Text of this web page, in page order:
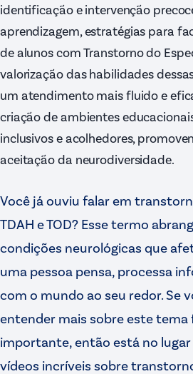
identificação e intervenção
aprendizagem, estratégias para
de alunos com Transtorno do
valorização das habilidades
um atendimento mais fluido e
criação de ambientes
inclusivos e acolhedores,
aceitação da neurodiversidade.
Você já ouviu falar em
TDAH e TOD? Esse termo
condições neurológicas que
uma pessoa pensa, processa
com o mundo ao seu redor. Se
entender mais sobre este tema
importante, então está no
vídeos incríveis sobre